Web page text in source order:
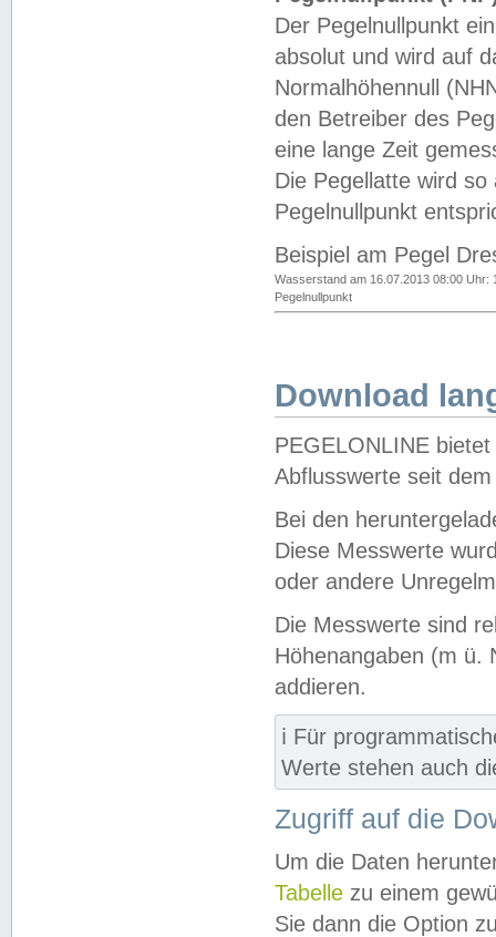
Der Pegelnullpunkt
absolut und wird auf
Normalhöhennull
den Betreiber des
eine lange Zeit
Die Pegellatte wird
Pegelnullpunkt
Beispiel am Pegel
Wasserstand am 16.07.2013 08:00 Uhr:
Pegelnullpunkt
Download
PEGELONLINE
Abflusswerte seit
Bei den
Diese Messwerte
oder andere
Die Messwerte sind
Höhenangaben (m ü.
addieren.
ℹ️ Für
Werte stehen auch
Zugriff auf die
Um die Daten
Tabelle zu einem
Sie dann die Option